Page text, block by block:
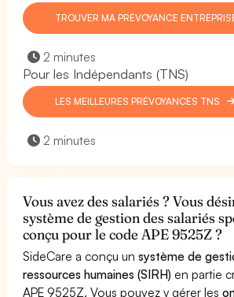
TROUVER MA PRÉVOYANCE
2 minutes
Pour les Indépendants (TNS)
LES MEILLEURES PRÉVOYANCES TNS
2 minutes
Vous avez des salariés ? Vous
système de gestion des salariés
conçu pour le code APE 9525Z ?
SideCare a conçu unsystème de
ressources humaines (SIRH) en partie
APE 9525Z. Vous pouvez y gérer les